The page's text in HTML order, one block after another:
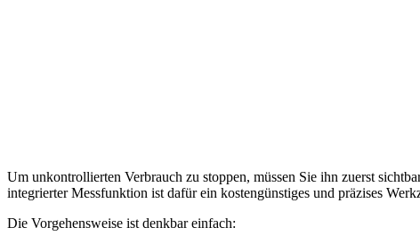
Um unkontrollierten Verbrauch zu stoppen, müssen Sie ihn zuerst
integrierter Messfunktion ist dafür ein kostengünstiges und präzises
Die Vorgehensweise ist denkbar einfach: